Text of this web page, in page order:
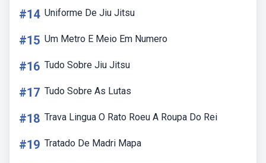
#14 Uniforme De Jiu Jitsu
#15 Um Metro E Meio Em Numero
#16 Tudo Sobre Jiu Jitsu
#17 Tudo Sobre As Lutas
#18 Trava Lingua O Rato Roeu A Roupa Do Rei
#19 Tratado De Madri Mapa